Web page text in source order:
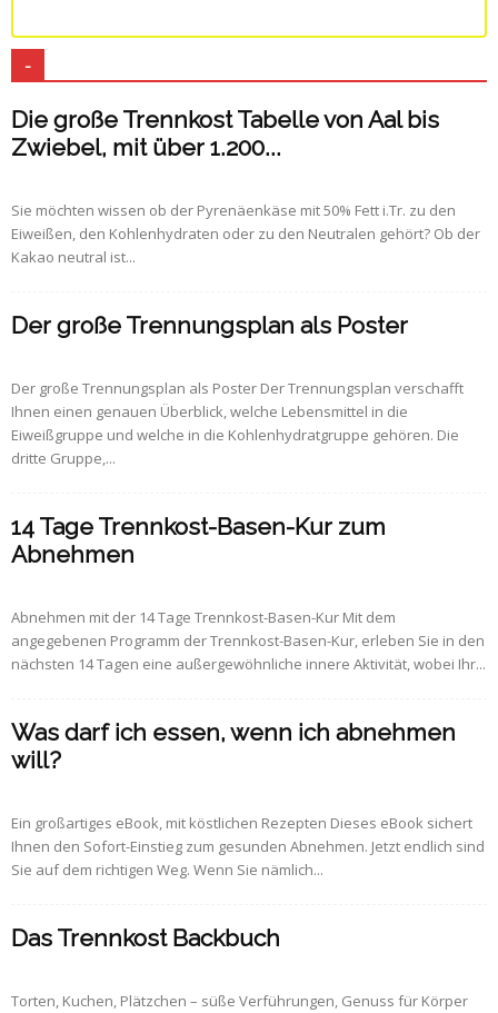
-
Die große Trennkost Tabelle von Aal bis
Zwiebel, mit über 1.200...
Sie möchten wissen ob der Pyrenäenkäse mit 50% Fett i.Tr. zu den
Eiweißen, den Kohlenhydraten oder zu den Neutralen gehört? Ob der
Kakao neutral ist...
Der große Trennungsplan als Poster
Der große Trennungsplan als Poster Der Trennungsplan verschafft
Ihnen einen genauen Überblick, welche Lebensmittel in die
Eiweißgruppe und welche in die Kohlenhydratgruppe gehören. Die
dritte Gruppe,...
14 Tage Trennkost-Basen-Kur zum
Abnehmen
Abnehmen mit der 14 Tage Trennkost-Basen-Kur Mit dem
angegebenen Programm der Trennkost-Basen-Kur, erleben Sie in den
nächsten 14 Tagen eine außergewöhnliche innere Aktivität, wobei Ihr...
Was darf ich essen, wenn ich abnehmen
will?
Ein großartiges eBook, mit köstlichen Rezepten Dieses eBook sichert
Ihnen den Sofort-Einstieg zum gesunden Abnehmen. Jetzt endlich sind
Sie auf dem richtigen Weg. Wenn Sie nämlich...
Das Trennkost Backbuch
Torten, Kuchen, Plätzchen – süße Verführungen, Genuss für Körper